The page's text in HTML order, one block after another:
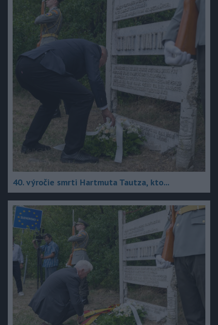
40. výročie smrti Hartmuta Tautza, kto...